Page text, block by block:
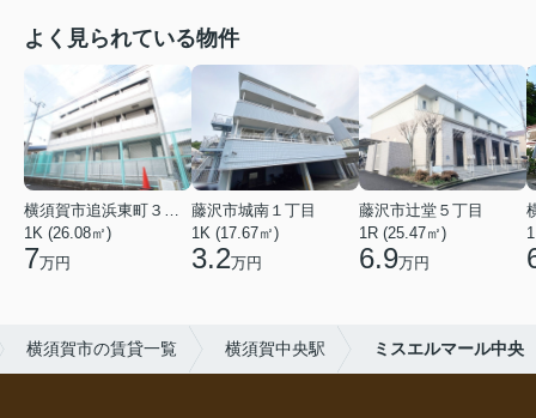
よく見られている物件
横須賀市追浜東町３丁目
1K (26.08㎡)
7万円
藤沢市城南１丁目
1K (17.67㎡)
3.2万円
藤沢市辻堂５丁目
1R (25.47㎡)
6.9万円
横須賀市の賃貸一覧 横須賀中央駅 ミスエルマール中央